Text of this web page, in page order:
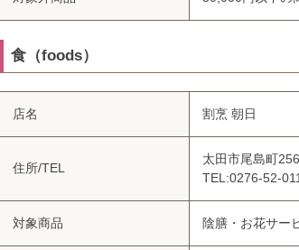
食（foods）
店名 割烹 朝日
住所/TEL
太田市尾島町
TEL:0276-52-
対象商品 陰膳・お花サー